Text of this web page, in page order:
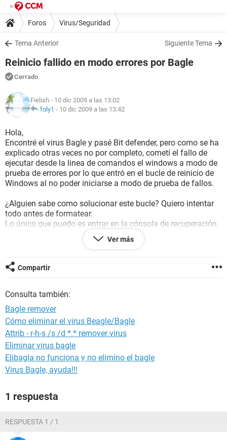
Foros Virus/Seguridad
Tema Anterior Siguiente Tema
Reinicio fallido en modo errores por Bagle
Cerrado
Fielish - 10 dic 2009 a las 13:02
foly1 - 10 dic 2009 a las 13:42
Hola,
Encontré el virus Bagle y pasé Bit defender, pero como se ha
explicado otras veces no por completo, cometí el fallo de
ejecutar desde la linea de comandos el windows a modo de
prueba de errores por lo que entró en el bucle de reinicio de
Windows al no poder iniciarse a modo de prueba de fallos.
¿Alguien sabe como solucionar este bucle? Quiero intentar
todo antes de formatear.
Lo único que puedo es entrar en la cónsola de recuperación
de Windows ¿Que órdenes tendría que dar?
empieza la segunda parte de la instalación vuelve a salir el
pantallazo celesete, luego logo Windows y finalmente
sistema se reiniciará) (También he ejecutado chkdsk que
parece que ha reparado algo) (tampoco funciona cuando
pongo iniciar en modo normal en F8)
Ver más
Compartir
Consulta también:
Bagle remover
Cómo eliminar el virus Beagle/Bagle
Attrib - r-h-s /s /d *.* remover virus
Eliminar virus bagle
Elibagla no funciona y no elimino el bagle
Virus Bagle, ayuda!!!
1 respuesta
RESPUESTA 1 / 1